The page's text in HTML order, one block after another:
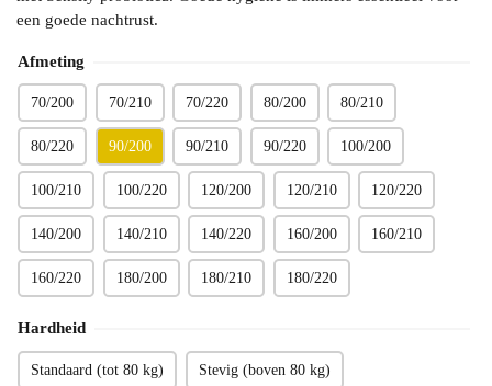
een goede nachtrust.
Afmeting
70/200 70/210 70/220 80/200 80/210
80/220 90/200 90/210 90/220 100/200
100/210 100/220 120/200 120/210 120/220
140/200 140/210 140/220 160/200 160/210
160/220 180/200 180/210 180/220
Hardheid
Standaard (tot 80 kg) Stevig (boven 80 kg)